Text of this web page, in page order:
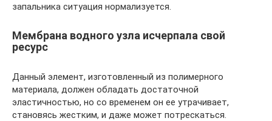
запальника ситуация нормализуется.
Мембрана водного узла исчерпала свой
ресурс
Данный элемент, изготовленный из полимерного
материала, должен обладать достаточной
эластичностью, но со временем он ее утрачивает,
становясь жестким, и даже может потрескаться.